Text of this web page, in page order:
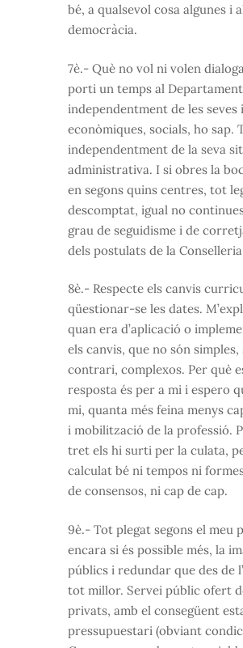
bé, a qualsevol cosa algunes i
democràcia.
7è.- Què no vol ni volen
porti un temps al
independentment de les seves
econòmiques, socials, ho sap.
independentment de la seva
administrativa. I si obres la
en segons quins centres, tot
descomptat, igual no
grau de seguidisme i de
dels postulats de la
8è.- Respecte els canvis
qüestionar-se les dates.
quan era d’aplicació o
els canvis, que no són simples,
contrari, complexos. Per què
resposta és per a mi i espero
mi, quanta més feina menys
i mobilització de la professió.
tret els hi surti per la culata,
calculat bé ni tempos ni
de consensos, ni cap de cap.
9è.- Tot plegat segons el meu
encara si és possible més, la
públics i redundar que des de
tot millor. Servei públic ofert
privats, amb el consegüent
pressupuestari (obviant